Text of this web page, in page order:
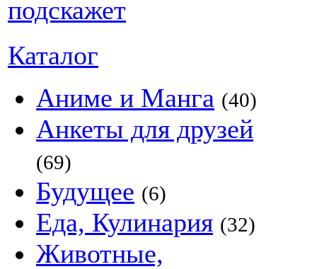
Каталог
Аниме и Манга (40)
Анкеты для друзей
(69)
Будущее (6)
Еда, Кулинария (32)
Животные,